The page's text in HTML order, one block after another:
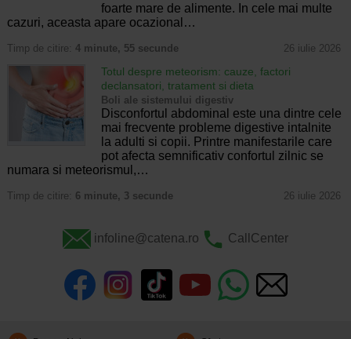
foarte mare de alimente. In cele mai multe
cazuri, aceasta apare ocazional…
Timp de citire: 4 minute, 55 secunde 26 iulie 2026
Totul despre meteorism: cauze, factori
declansatori, tratament si dieta
Boli ale sistemului digestiv
Disconfortul abdominal este una dintre cele
mai frecvente probleme digestive intalnite
la adulti si copii. Printre manifestarile care
pot afecta semnificativ confortul zilnic se
numara si meteorismul,…
Timp de citire: 6 minute, 3 secunde 26 iulie 2026
infoline@catena.ro CallCenter